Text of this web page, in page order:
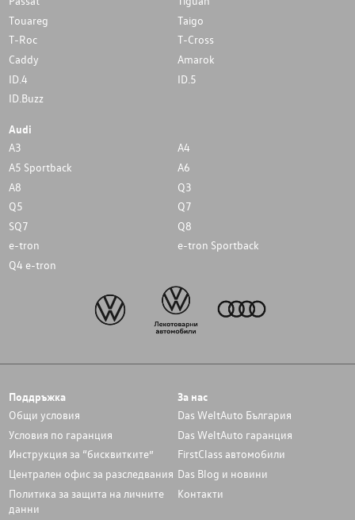
Touareg
Taigo
T-Roc
T-Cross
Caddy
Amarok
ID.4
ID.5
ID.Buzz
Audi
A3
A4
A5 Sportback
A6
A8
Q3
Q5
Q7
SQ7
Q8
e-tron
e-tron Sportback
Q4 e-tron
Поддръжка
Общи условия
Условия по гаранция
Инструкция за “бисквитките”
Централен офис за разследвания
Политика за защита на личните
данни
За нас
Das WeltAuto България
Das WeltAuto гаранция
FirstClass автомобили
Das Blog и новини
Контакти